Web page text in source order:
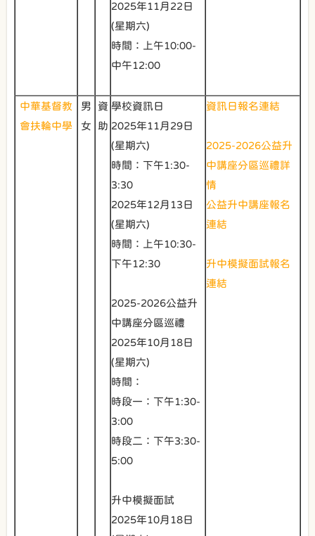
2025年11月22日
(星期六)
時間：上午10:00-
中午12:00
中華基督教
會扶輪中學
男
女
資
助
學校資訊日
2025年11月29日
(星期六)
時間：下午1:30-
3:30
2025年12月13日
(星期六)
時間：上午10:30-
下午12:30
2025-2026公益升
中講座分區巡禮
2025年10月18日
(星期六)
時間：
時段一：下午1:30-
3:00
時段二：下午3:30-
5:00
升中模擬面試
2025年10月18日
資訊日報名連結
2025-2026公益升
中講座分區巡禮詳
情
公益升中講座報名
連結
升中模擬面試報名
連結